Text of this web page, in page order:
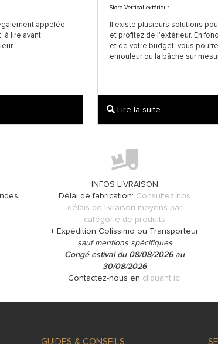
appelée
à lire avant
Store Vertical extérieur
Il existe plusieurs solutions
et profitez de l'extérieur. En
et de votre budget, vous
enrouleur ou la bâche sur
Lire la suite
INFOS LIVRAISON
Délai de fabrication: Consultez nos
délais de livraison moyens par
catégorie de produits
+ Expédition Colissimo ou Transporteur
sauf mentions spécifiques
Congé estival du 08/08/2026 au
30/08/2026
Contactez-nous en cliquant ici
GUIDES & CONSEILS